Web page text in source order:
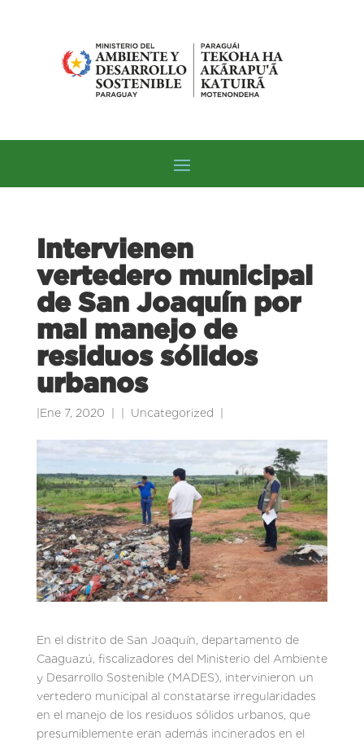
Intervienen
vertedero municipal
de San Joaquín por
mal manejo de
residuos sólidos
urbanos
Ene 7, 2020 Uncategorized
En el distrito de San Joaquín, departamento de
Caaguazú, fiscalizadores del Ministerio del Ambiente
y Desarrollo Sostenible (MADES), intervinieron un
vertedero municipal al constatarse irregularidades
en el manejo de los residuos sólidos urbanos, que
presumiblemente eran además incinerados en el